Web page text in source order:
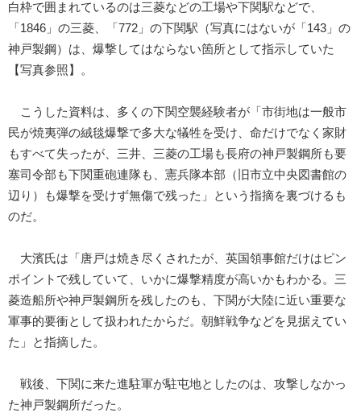
白枠で囲まれているのは三菱などの工場や下関駅などで、
「1846」の三菱、「772」の下関駅（写真にはないが「143」の
神戸製鋼）は、爆撃してはならない箇所として指示していた
【写真参照】。
こうした資料は、多くの下関空襲経験者が「市街地は一般市
民が焼夷弾の絨毯爆撃で多大な犠牲を受け、命だけでなく家財
もすべて失ったが、三井、三菱の工場も長府の神戸製鋼所も要
塞司令部も下関重砲連隊も、憲兵隊本部（旧市立中央図書館の
辺り）も爆撃を受けず無傷で残った」という指摘を裏づけるも
のだ。
大濱氏は「唐戸は焼き尽くされたが、英国領事館だけはピン
ポイントで残していて、いかに爆撃精度が高いかもわかる。三
菱造船所や神戸製鋼所を残したのも、下関が大陸に近い重要な
軍事的要衝として扱われたからだ。朝鮮戦争などを見据えてい
た」と指摘した。
戦後、下関に来た進駐軍が駐屯地としたのは、攻撃しなかっ
た神戸製鋼所だった。